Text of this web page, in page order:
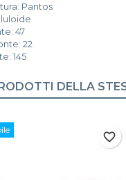
Pantos
47
22
145
DELLA
favorite_border